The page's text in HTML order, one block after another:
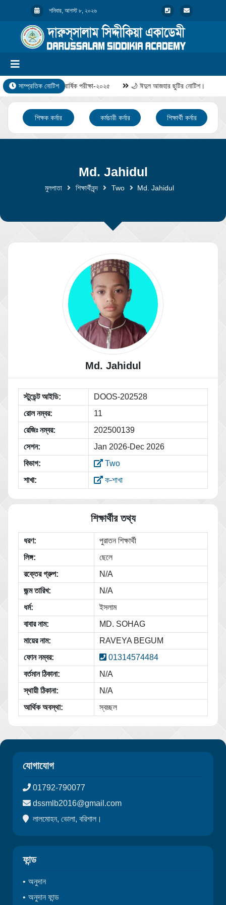
শনিবার, আগস্ট ৮, ২০২৬
সাম্প্রতিক নোটিশ বার্ষিক পরীক্ষা-২০২৫ 🌙 ঈদুল আজহার ছুটির নোটিশ।
শিক্ষক কর্নার কর্মচারী কর্নার শিক্ষার্থী কর্নার
Md. Jahidul
মুলপাতা শিক্ষার্থীবৃন্দ Two Md. Jahidul
Md. Jahidul
স্টুডেন্ট আইডি:
DOOS-202528
রোল নম্বর:
11
রেজিঃ নম্বর:
202500139
সেশন:
Jan 2026-Dec 2026
বিভাগ:
Two
শাখা:
ক-শাখা
শিক্ষার্থীর তথ্য
ধরণ:
পুরাতন শিক্ষার্থী
লিঙ্গ:
ছেলে
রক্তের গ্রুপ:
N/A
জন্ম তারিখ:
N/A
ধর্ম:
ইসলাম
বাবার নাম:
MD. SOHAG
মায়ের নাম:
RAVEYA BEGUM
ফোন নম্বর:
01314574484
বর্তমান ঠিকানা:
N/A
স্থায়ী ঠিকানা:
N/A
আর্থিক অবস্থা:
স্বচ্ছল
যোগাযোগ
01792-790077
dssmlb2016@gmail.com
লালমোহন, ভোলা, বরিশাল।
ফান্ড
অনুদান
অনুদান ফান্ড